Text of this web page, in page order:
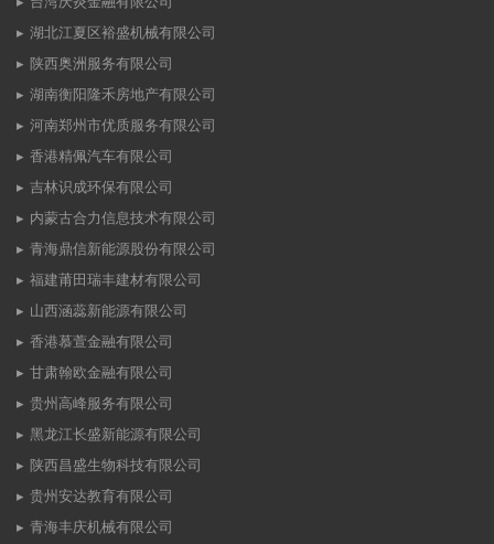
湖北江夏区裕盛机械有限公司
陕西奥洲服务有限公司
湖南衡阳隆禾房地产有限公司
河南郑州市优质服务有限公司
香港精佩汽车有限公司
吉林识成环保有限公司
内蒙古合力信息技术有限公司
青海鼎信新能源股份有限公司
福建莆田瑞丰建材有限公司
山西涵蕊新能源有限公司
香港慕萱金融有限公司
甘肃翰欧金融有限公司
贵州高峰服务有限公司
黑龙江长盛新能源有限公司
陕西昌盛生物科技有限公司
贵州安达教育有限公司
青海丰庆机械有限公司